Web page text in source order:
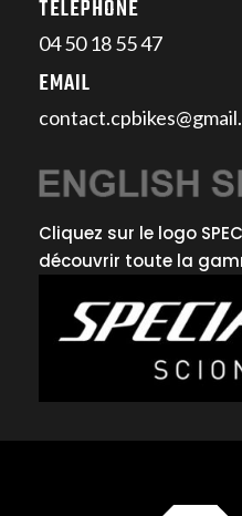
TÉLÉPHONE
04 50 18 55 47
EMAIL
Cliquez sur le logo
découvrir toute la